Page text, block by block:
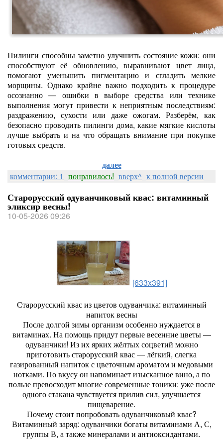
Пилинги способны заметно улучшить состояние кожи: они
способствуют её обновлению, выравнивают цвет лица,
помогают уменьшить пигментацию и сгладить мелкие
морщины. Однако крайне важно подходить к процедуре
осознанно — ошибки в выборе средства или технике
выполнения могут привести к неприятным последствиям:
раздражению, сухости или даже ожогам. Разберём, как
безопасно проводить пилинги дома, какие мягкие кислоты
лучше выбрать и на что обращать внимание при покупке
готовых средств.
далее
комментарии: 1 понравилось! вверх^ к полной версии
Старорусский одуванчиковый квас: витаминный
эликсир весны!
10-05-2026 09:26
[633x391]
Старорусский квас из цветов одуванчика: витаминный
напиток весны
После долгой зимы организм особенно нуждается в
витаминах. На помощь придут первые весенние цветы —
одуванчики! Из их ярких жёлтых соцветий можно
приготовить старорусский квас — лёгкий, слегка
газированный напиток с цветочным ароматом и медовыми
нотками. По вкусу он напоминает изысканное вино, а по
пользе превосходит многие современные тоники: уже после
одного стакана чувствуется прилив сил, улучшается
пищеварение.
Почему стоит попробовать одуванчиковый квас?
Витаминный заряд: одуванчики богаты витаминами А, С,
группы В, а также минералами и антиоксидантами.